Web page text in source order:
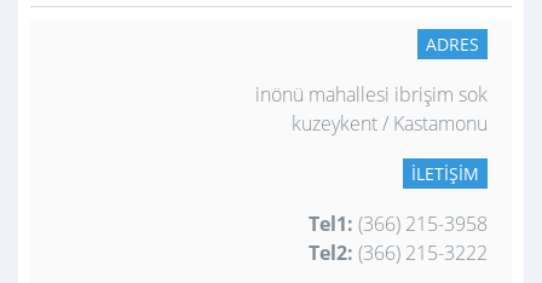
ADRES
inönü mahallesi ibrişim sok
kuzeykent / Kastamonu
İLETIŞIM
Tel1: (366) 215-3958
Tel2: (366) 215-3222